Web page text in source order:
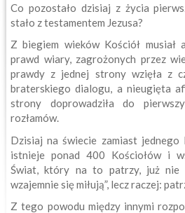
Co pozostało dzisiaj z życia
stało z testamentem Jezusa?
Z biegiem wieków Kościół musiał
prawd wiary, zagrożonych przez
prawdy z jednej strony wzięła z
braterskiego dialogu, a nieugięta
strony doprowadziła do
rozłamów.
Dzisiaj na świecie zamiast jednego
istnieje ponad 400 Kościołów i
Świat, który na to patrzy, już nie
wzajemnie się miłują”, lecz raczej:
Z tego powodu między innymi